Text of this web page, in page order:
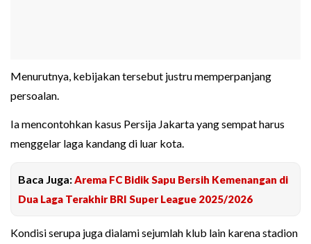
Menurutnya, kebijakan tersebut justru memperpanjang
persoalan.
Ia mencontohkan kasus Persija Jakarta yang sempat harus
menggelar laga kandang di luar kota.
Baca Juga: Arema FC Bidik Sapu Bersih Kemenangan di
Dua Laga Terakhir BRI Super League 2025/2026
Kondisi serupa juga dialami sejumlah klub lain karena stadion